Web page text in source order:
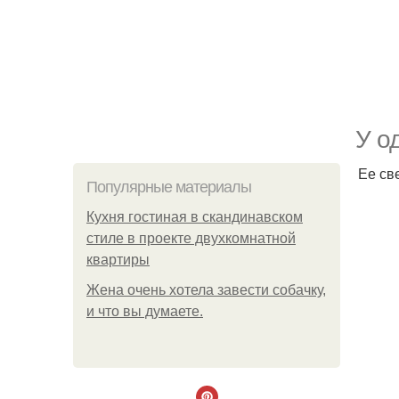
У
Популярные материалы
Кухня гостиная в скандинавском
стиле в проекте двухкомнатной
квартиры
Жена очень хотела завести собачку,
и что вы думаете.
Ее